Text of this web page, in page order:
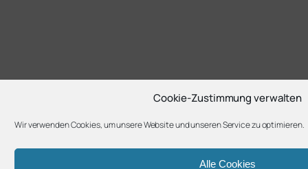
Cookie-Zustimmung verwalten
Wir verwenden Cookies, um unsere Website und unseren Service zu optimieren.
Alle Cookies